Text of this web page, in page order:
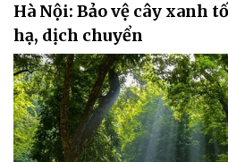
Hà Nội: Bảo vệ cây xanh
hạ, dịch chuyển